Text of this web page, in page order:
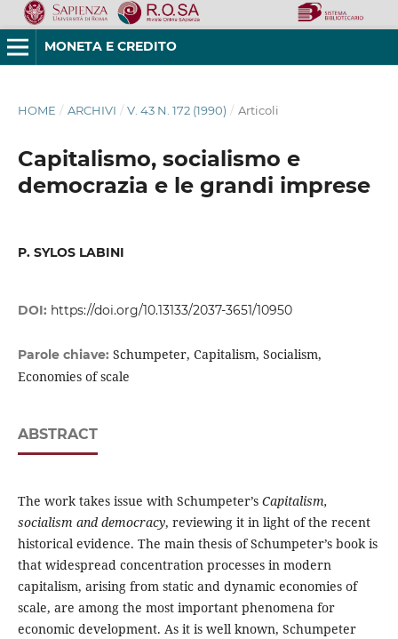
MONETA E CREDITO
HOME / ARCHIVI / V. 43 N. 172 (1990) / Articoli
Capitalismo, socialismo e
democrazia e le grandi imprese
P. SYLOS LABINI
DOI: https://doi.org/10.13133/2037-3651/10950
Parole chiave: Schumpeter, Capitalism, Socialism,
Economies of scale
ABSTRACT
The work takes issue with Schumpeter’s Capitalism,
socialism and democracy, reviewing it in light of the recent
historical evidence. The main thesis of Schumpeter’s book is
that widespread concentration processes in modern
capitalism, arising from static and dynamic economies of
scale, are among the most important phenomena for
economic development. As it is well known, Schumpeter